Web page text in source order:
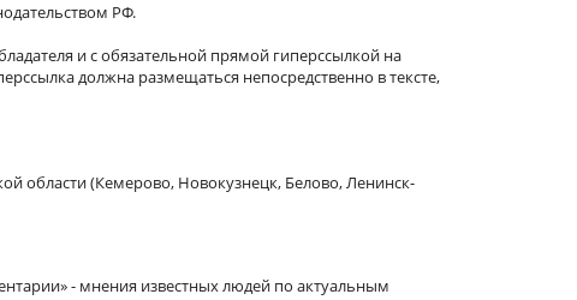
РФ.
и с обязательной прямой гиперссылкой на
должна размещаться непосредственно в тексте,
области (Кемерово, Новокузнецк, Белово, Ленинск-
- мнения известных людей по актуальным